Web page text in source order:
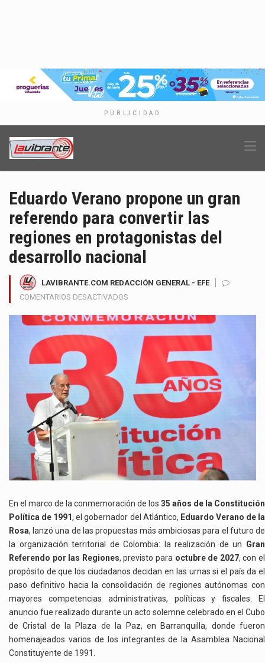
PUBLICIDAD
Eduardo Verano propone un gran
referendo para convertir las
regiones en protagonistas del
desarrollo nacional
LAVIBRANTE.COM REDACCIÓN GENERAL - EFE
COMENTARIOS DESACTIVADOS
VERANO
PROPONE
GRAN
REFERENDO
PARA
CONVERTIR
LAS
REGIONES
EN
PROTAGONISTAS
DEL
DESARROLLO
NACIONAL
En el marco de la conmemoración de los 35 años de la Constitución
Política de 1991, el gobernador del Atlántico, Eduardo Verano de la
Rosa, lanzó una de las propuestas más ambiciosas para el futuro de
la organización territorial de Colombia: la realización de un Gran
Referendo por las Regiones, previsto para octubre de 2027, con el
propósito de que los ciudadanos decidan en las urnas si el país da el
paso definitivo hacia la consolidación de regiones autónomas con
mayores competencias administrativas, políticas y fiscales. El
anuncio fue realizado durante un acto solemne celebrado en el Cubo
de Cristal de la Plaza de la Paz, en Barranquilla, donde fueron
homenajeados varios de los integrantes de la Asamblea Nacional
Constituyente de 1991.